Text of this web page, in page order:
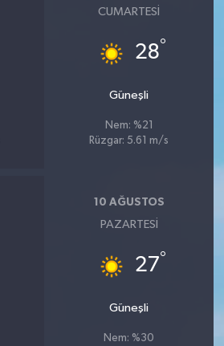
CUMARTESI
28°
Güneşli
Nem: %21
Rüzgar: 5.61 m/s
10 AĞUSTOS
PAZARTESI
27°
Güneşli
Nem: %30